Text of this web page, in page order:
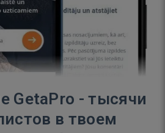
GetaPro - тысячи
в твоем